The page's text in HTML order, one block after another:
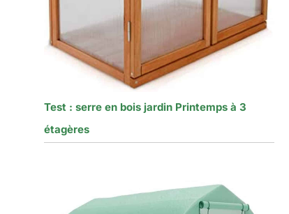
Test : serre en bois jardin Printemps à 3
étagères